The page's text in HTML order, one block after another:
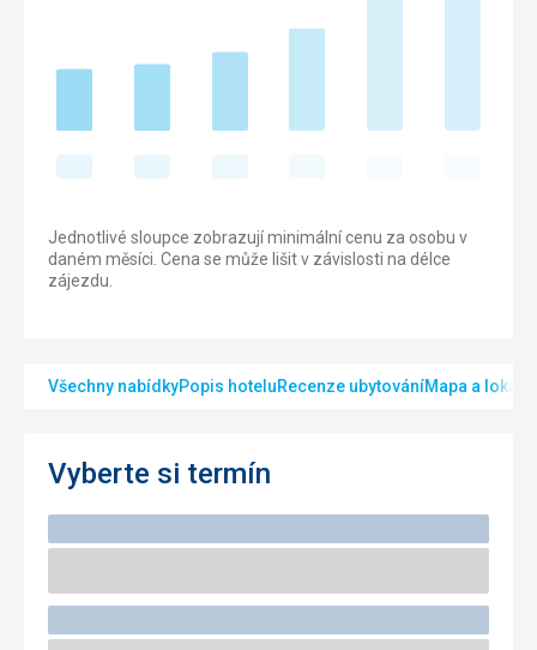
Jednotlivé sloupce zobrazují minimální cenu za osobu v
daném měsíci. Cena se může lišit v závislosti na délce
zájezdu.
Všechny nabídkyPopis hoteluRecenze ubytováníMapa a
Vyberte si termín